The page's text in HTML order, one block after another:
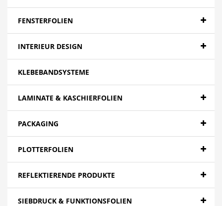
FENSTERFOLIEN
INTERIEUR DESIGN
KLEBEBANDSYSTEME
LAMINATE & KASCHIERFOLIEN
PACKAGING
PLOTTERFOLIEN
REFLEKTIERENDE PRODUKTE
SIEBDRUCK & FUNKTIONSFOLIEN